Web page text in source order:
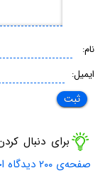
نام:
ایمیل:
برای دنبال
صفحه‌ی ۲۰۰ دیدگاه اخیر